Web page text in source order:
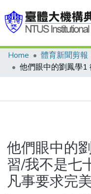
Communities &
Statistics
Home 體育新聞剪報
他們眼中的
習/我不是七
凡事要求完